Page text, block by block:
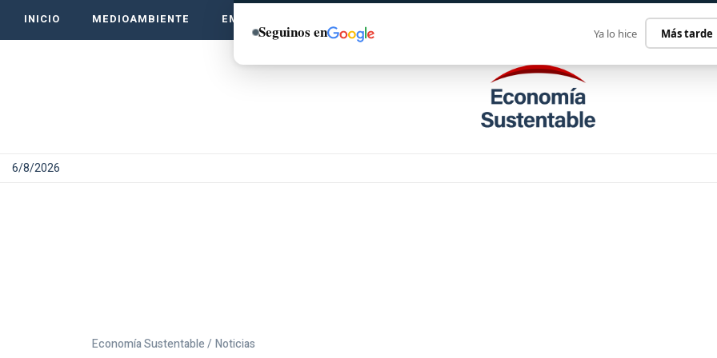
INICIO MEDIOAMBIENTE EMPRENDE VERDE
6/8/2026
Economía Sustentable / Noticias
Seguinos en Ya lo hice Más tarde